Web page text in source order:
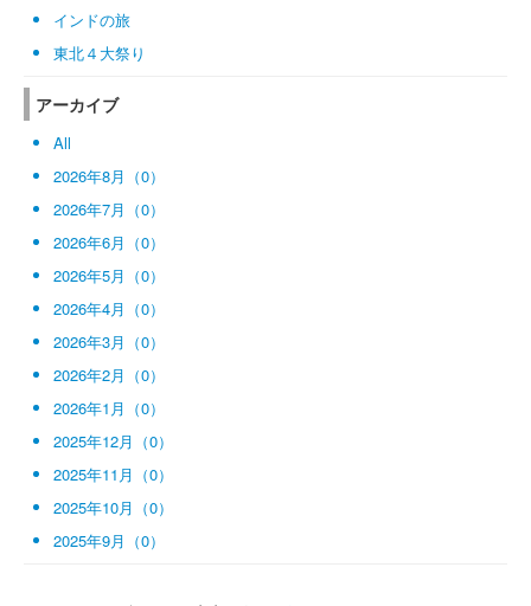
インドの旅
東北４大祭り
アーカイブ
All
2026年8月（0）
2026年7月（0）
2026年6月（0）
2026年5月（0）
2026年4月（0）
2026年3月（0）
2026年2月（0）
2026年1月（0）
2025年12月（0）
2025年11月（0）
2025年10月（0）
2025年9月（0）